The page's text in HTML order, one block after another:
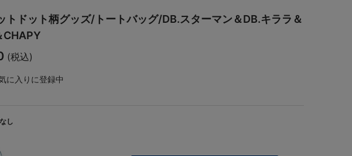
トドット柄グッズ/トートバッグ/DB.スターマン＆DB.キララ＆
CHAPY
(税込)
に入りに登録中
し